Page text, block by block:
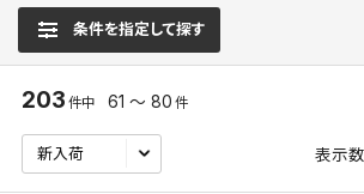
条件を指定して探す
203 件中 61 ～ 80 件
表示数